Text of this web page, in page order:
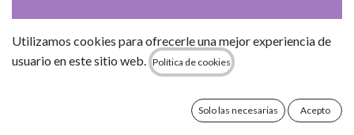
Nevera Portátil Yeti Tundra 45 - Pace
Purple/Blue
Utilizamos cookies para ofrecerle una mejor experiencia de
usuario en este sitio web.
Política de cookies
Solo las necesarias Acepto